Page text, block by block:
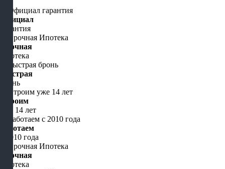
Официал
гарантия
Срочная
Ипотека
Быстрая
бронь
Строим
уже 14 лет
Работаем
с 2010 года
Срочная
Ипотека